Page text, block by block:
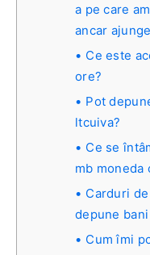
a pe care
ancar
Ce este
ore?
Pot
ltcuiva?
Ce se
mb moneda
Carduri
depune
Cum îmi